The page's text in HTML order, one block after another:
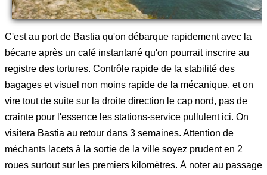
C'est au port de Bastia qu'on débarque rapidement avec la
bécane après un café instantané qu'on pourrait inscrire au
registre des tortures. Contrôle rapide de la stabilité des
bagages et visuel non moins rapide de la mécanique, et on
vire tout de suite sur la droite direction le cap nord, pas de
crainte pour l'essence les stations-service pullulent ici. On
visitera Bastia au retour dans 3 semaines. Attention de
méchants lacets à la sortie de la ville soyez prudent en 2
roues surtout sur les premiers kilomètres. À noter au passage